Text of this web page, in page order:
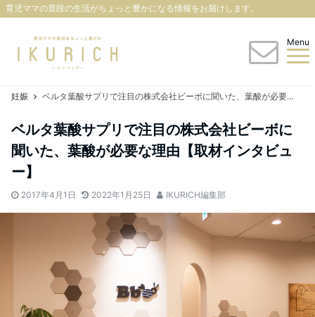
育児ママの普段の生活がちょっと豊かになる情報をお届けします。
Menu
妊娠 ベルタ葉酸サプリで注目の株式会社ビーボに聞いた、葉酸が必要な理由【取材インタビュー】
ベルタ葉酸サプリで注目の株式会社ビーボに
聞いた、葉酸が必要な理由【取材インタビュ
ー】
2017年4月1日 2022年1月25日 IKURICH編集部